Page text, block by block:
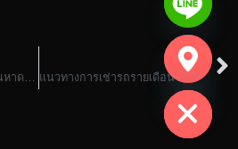
การเช่ารถ 7 ที่นั่งขับเองในหาดใหญ่
NEXT
แนวทางการเช่ารถรายเดือนในหาดใหญ่
Hide
chaty